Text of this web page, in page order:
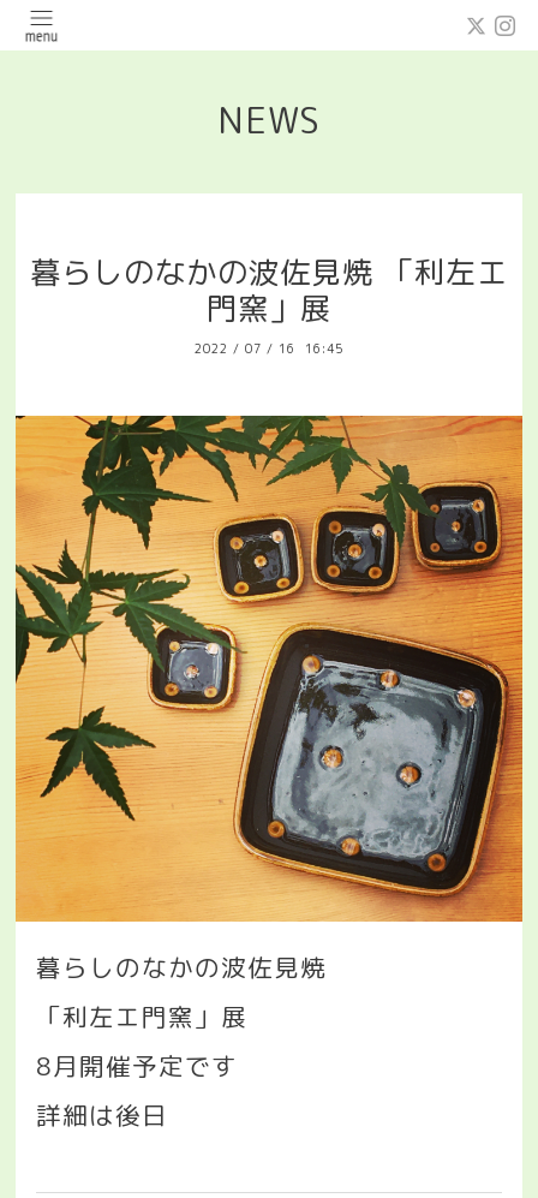
NEWS
暮らしのなかの波佐見焼 「利左エ
門窯」展
2022 / 07 / 16 16:45
暮らしのなかの波佐見焼
「利左エ門窯」展
8月開催予定です
詳細は後日